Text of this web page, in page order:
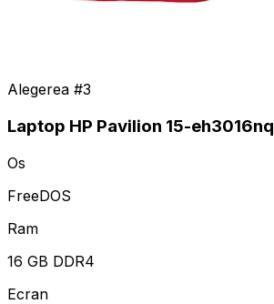
Alegerea #3
Laptop HP Pavilion 15-eh3016nq
Os
FreeDOS
Ram
16 GB DDR4
Ecran